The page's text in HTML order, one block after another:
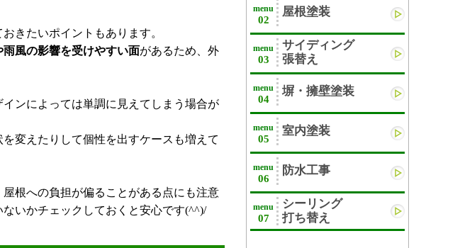
きたいポイントもあります。
雨風の影響を受けやすい面があるため、外
ンによっては単調に見えてしまう場合が
変えたりして個性を出すケースも増えて
根への負担が偏ることがある点にも注意
いかチェックしておくと安心です(^^)/
menu
02
屋根塗装
menu
03
サイディング
張替え
menu
04
塀・擁壁塗装
menu
05
室内塗装
menu
06
防水工事
menu
07
シーリング
打ち替え